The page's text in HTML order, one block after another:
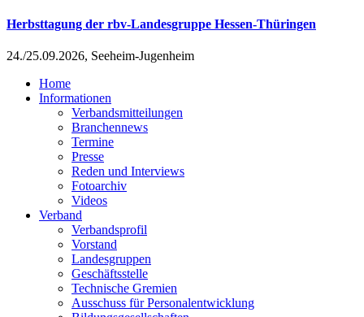
Herbsttagung der rbv-Landesgruppe Hessen-Thüringen
24./25.09.2026, Seeheim-Jugenheim
Home
Informationen
Verbandsmitteilungen
Branchennews
Termine
Presse
Reden und Interviews
Fotoarchiv
Videos
Verband
Verbandsprofil
Vorstand
Landesgruppen
Geschäftsstelle
Technische Gremien
Ausschuss für Personalentwicklung